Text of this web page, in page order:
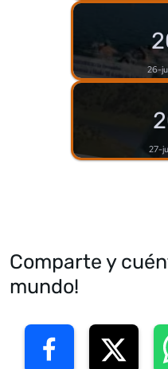
26-
27-
Comparte y
mundo!